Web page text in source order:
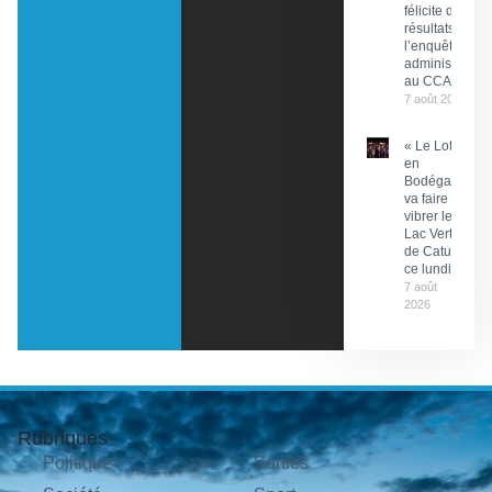
félicite des
résultats de
l’enquête
administrative
au CCAS
7 août 2026
« Le Lot
en
Bodéga »
va faire
vibrer le
Lac Vert
de Catus
ce lundi
7 août
2026
Rubriques
Politique
Sorties